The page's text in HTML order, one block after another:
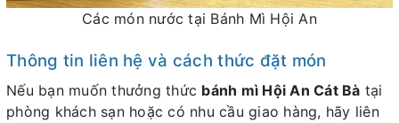
Các món nước tại Bánh Mì Hội An
Thông tin liên hệ và cách thức đặt món
Nếu bạn muốn thưởng thức bánh mì Hội An Cát Bà tại
phòng khách sạn hoặc có nhu cầu giao hàng, hãy liên